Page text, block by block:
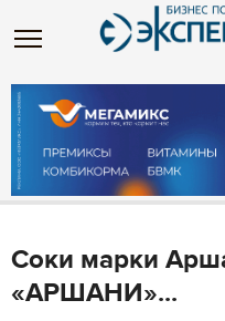
Соки марки
«АРШАНИ»...